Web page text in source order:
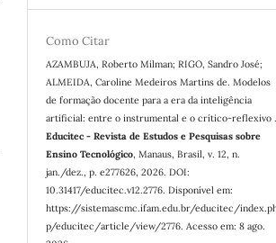
Como Citar
AZAMBUJA, Roberto Milman; RIGO, Sandro José;
ALMEIDA, Caroline Medeiros Martins de. Modelos
de formação docente para a era da inteligência
artificial: entre o instrumental e o crítico-reflexivo .
Educitec - Revista de Estudos e Pesquisas sobre
Ensino Tecnológico, Manaus, Brasil, v. 12, n.
jan./dez., p. e277626, 2026. DOI:
10.31417/educitec.v12.2776. Disponível em:
https://sistemascmc.ifam.edu.br/educitec/
p/educitec/article/view/2776. Acesso em: 8 ago.